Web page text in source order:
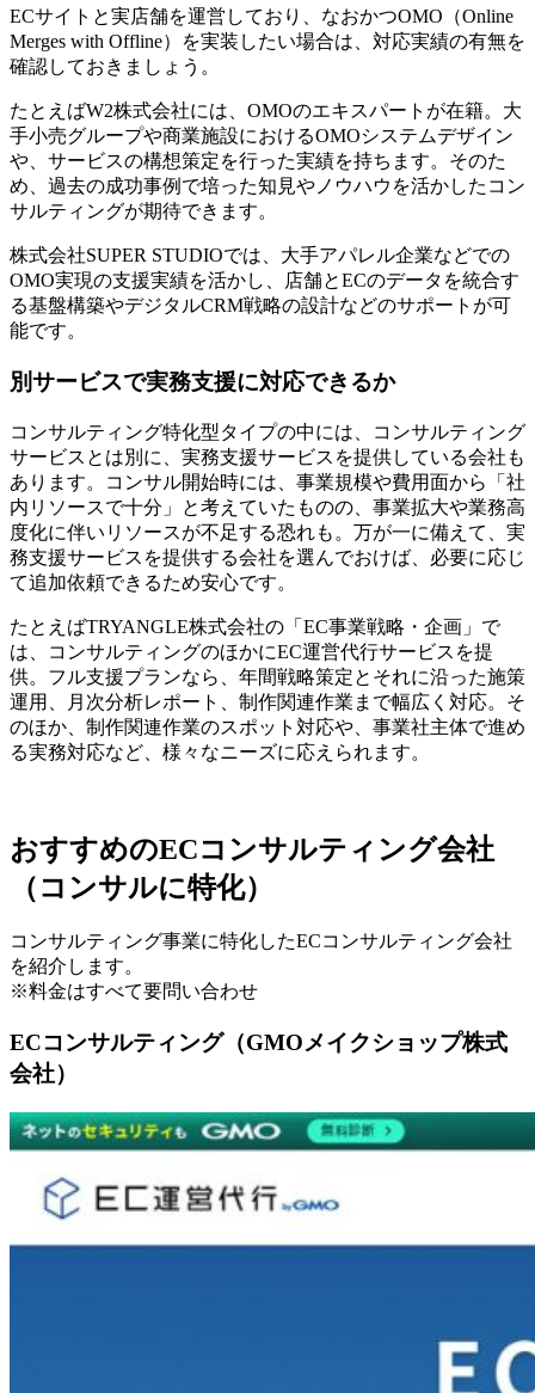
ECサイトと実店舗を運営しており、なおかつOMO（Online
Merges with Offline）を実装したい場合は、対応実績の有無を
確認しておきましょう。
たとえばW2株式会社には、OMOのエキスパートが在籍。大
手小売グループや商業施設におけるOMOシステムデザイン
や、サービスの構想策定を行った実績を持ちます。そのた
め、過去の成功事例で培った知見やノウハウを活かしたコン
サルティングが期待できます。
株式会社SUPER STUDIOでは、大手アパレル企業などでの
OMO実現の支援実績を活かし、店舗とECのデータを統合す
る基盤構築やデジタルCRM戦略の設計などのサポートが可
能です。
別サービスで実務支援に対応できるか
コンサルティング特化型タイプの中には、コンサルティング
サービスとは別に、実務支援サービスを提供している会社も
あります。コンサル開始時には、事業規模や費用面から「社
内リソースで十分」と考えていたものの、事業拡大や業務高
度化に伴いリソースが不足する恐れも。万が一に備えて、実
務支援サービスを提供する会社を選んでおけば、必要に応じ
て追加依頼できるため安心です。
たとえばTRYANGLE株式会社の「EC事業戦略・企画」で
は、コンサルティングのほかにEC運営代行サービスを提
供。フル支援プランなら、年間戦略策定とそれに沿った施策
運用、月次分析レポート、制作関連作業まで幅広く対応。そ
のほか、制作関連作業のスポット対応や、事業社主体で進め
る実務対応など、様々なニーズに応えられます。
おすすめのECコンサルティング会社
（コンサルに特化）
コンサルティング事業に特化したECコンサルティング会社
を紹介します。
※料金はすべて要問い合わせ
ECコンサルティング（GMOメイクショップ株式
会社）